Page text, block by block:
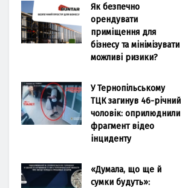
Як безпечно
орендувати
приміщення для
бізнесу та мінімізувати
можливі ризики?
У Тернопільському
ТЦК загинув 46-річний
чоловік: оприлюднили
фрагмент відео
інциденту
«Думала, що ще й
сумки будуть»: